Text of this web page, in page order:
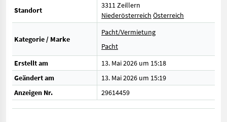
Standort
3311 Zeillern
Niederösterreich Österreich
Kategorie / Marke
Pacht/Vermietung
Pacht
Erstellt am
13. Mai 2026 um 15:18
Geändert am
13. Mai 2026 um 15:19
Anzeigen Nr.
29614459